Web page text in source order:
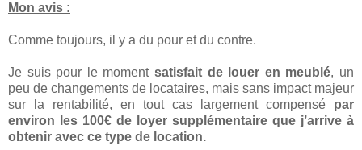
Mon avis :
Comme toujours, il y a du pour et du contre.
Je suis pour le moment satisfait de louer en meublé, un
peu de changements de locataires, mais sans impact majeur
sur la rentabilité, en tout cas largement compensé par
environ les 100€ de loyer supplémentaire que j’arrive à
obtenir avec ce type de location.